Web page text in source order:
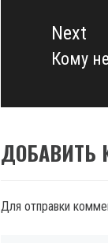
Next
Next
Кому
ДОБАВИТЬ
Для отправки